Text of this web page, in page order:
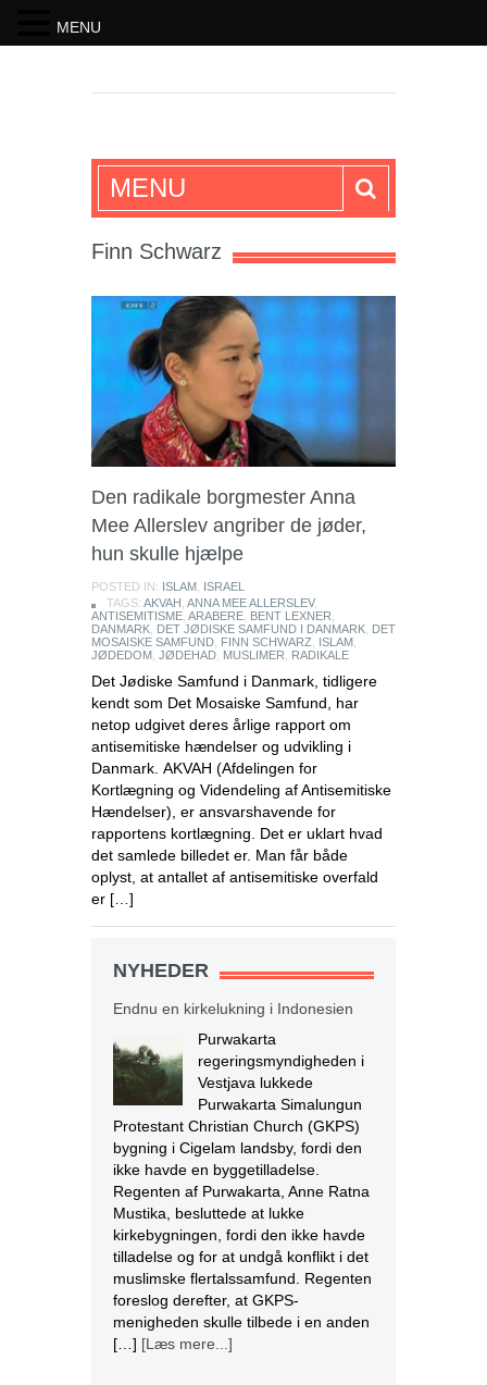
SKRIFTEN
MENU
Finn Schwarz
Den radikale borgmester Anna
Mee Allerslev angriber de jøder,
hun skulle hjælpe
POSTED IN: ISLAM
ISRAEL
TAGS: AKVAH ANNA MEE ALLERSLEV,
ANTISEMITISME ARABERE BENT LEXNER
DANMARK
DET JØDISKE SAMFUND I DANMARK
DET
MOSAISKE SAMFUND
FINN SCHWARZ ISLAM
JØDEDOM JØDEHAD MUSLIMER RADIKALE
Det Jødiske Samfund i Danmark, tidligere
kendt som Det Mosaiske Samfund, har
netop udgivet deres årlige rapport om
antisemitiske hændelser og udvikling i
Danmark. AKVAH (Afdelingen for
Kortlægning og Videndeling af Antisemitiske
Hændelser), er ansvarshavende for
rapportens kortlægning. Det er uklart hvad
det samlede billedet er. Man får både
oplyst, at antallet af antisemitiske overfald
er […]
NYHEDER
Endnu en kirkelukning i Indonesien
Purwakarta
regeringsmyndigheden i
Vestjava lukkede
Purwakarta Simalungun
Protestant Christian Church (GKPS)
bygning i Cigelam landsby, fordi den
ikke havde en byggetilladelse.
Regenten af Purwakarta, Anne Ratna
Mustika, besluttede at lukke
kirkebygningen, fordi den ikke havde
tilladelse og for at undgå konflikt i det
muslimske flertalssamfund. Regenten
foreslog derefter, at GKPS-
menigheden skulle tilbede i en anden
[…] [Læs mere...]
MENU